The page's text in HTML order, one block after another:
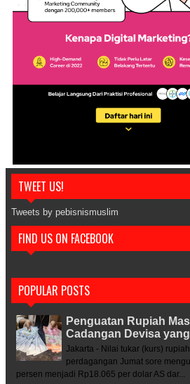
TWEET US!
Tweets by pebisnismuslim
FIND US ON FACEBOOK
POPULAR POSTS
Penguatan Rupiah
Cadangan Devisa
Jakarta - Nilai tukar (kurs)
perdagangan Jumat sore
persen menjadi Rp18.065 per dolar AS dar...